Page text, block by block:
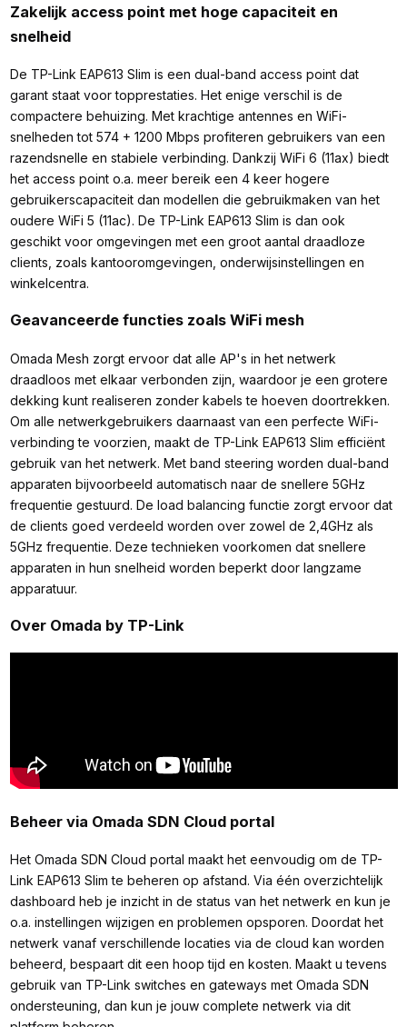
Zakelijk access point met hoge capaciteit en
snelheid
De TP-Link EAP613 Slim is een dual-band access point dat
garant staat voor topprestaties. Het enige verschil is de
compactere behuizing. Met krachtige antennes en WiFi-
snelheden tot 574 + 1200 Mbps profiteren gebruikers van een
razendsnelle en stabiele verbinding. Dankzij WiFi 6 (11ax) biedt
het access point o.a. meer bereik een 4 keer hogere
gebruikerscapaciteit dan modellen die gebruikmaken van het
oudere WiFi 5 (11ac). De TP-Link EAP613 Slim is dan ook
geschikt voor omgevingen met een groot aantal draadloze
clients, zoals kantooromgevingen, onderwijsinstellingen en
winkelcentra.
Geavanceerde functies zoals WiFi mesh
Omada Mesh zorgt ervoor dat alle AP's in het netwerk
draadloos met elkaar verbonden zijn, waardoor je een grotere
dekking kunt realiseren zonder kabels te hoeven doortrekken.
Om alle netwerkgebruikers daarnaast van een perfecte WiFi-
verbinding te voorzien, maakt de TP-Link EAP613 Slim efficiënt
gebruik van het netwerk. Met band steering worden dual-band
apparaten bijvoorbeeld automatisch naar de snellere 5GHz
frequentie gestuurd. De load balancing functie zorgt ervoor dat
de clients goed verdeeld worden over zowel de 2,4GHz als
5GHz frequentie. Deze technieken voorkomen dat snellere
apparaten in hun snelheid worden beperkt door langzame
apparatuur.
Over Omada by TP-Link
Beheer via Omada SDN Cloud portal
Het Omada SDN Cloud portal maakt het eenvoudig om de TP-
Link EAP613 Slim te beheren op afstand. Via één overzichtelijk
dashboard heb je inzicht in de status van het netwerk en kun je
o.a. instellingen wijzigen en problemen opsporen. Doordat het
netwerk vanaf verschillende locaties via de cloud kan worden
beheerd, bespaart dit een hoop tijd en kosten. Maakt u tevens
gebruik van TP-Link switches en gateways met Omada SDN
ondersteuning, dan kun je jouw complete netwerk via dit